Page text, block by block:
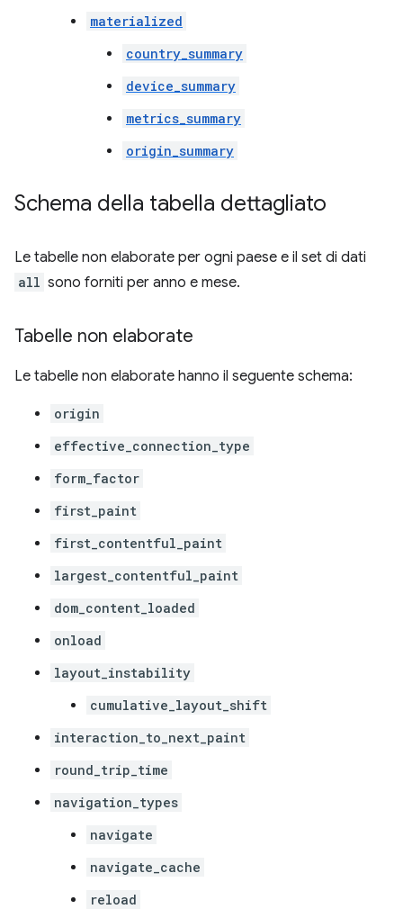
materialized
country_summary
device_summary
metrics_summary
origin_summary
Schema della tabella dettagliato
Le tabelle non elaborate per ogni paese e il set di dati
all sono forniti per anno e mese.
Tabelle non elaborate
Le tabelle non elaborate hanno il seguente schema:
origin
effective_connection_type
form_factor
first_paint
first_contentful_paint
largest_contentful_paint
dom_content_loaded
onload
layout_instability
cumulative_layout_shift
interaction_to_next_paint
round_trip_time
navigation_types
navigate
navigate_cache
reload